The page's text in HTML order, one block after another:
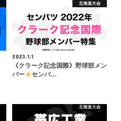
北海道大会
2023.1.1
《クラーク記念国際》野球部メン
バー
センバ…
北海道大会